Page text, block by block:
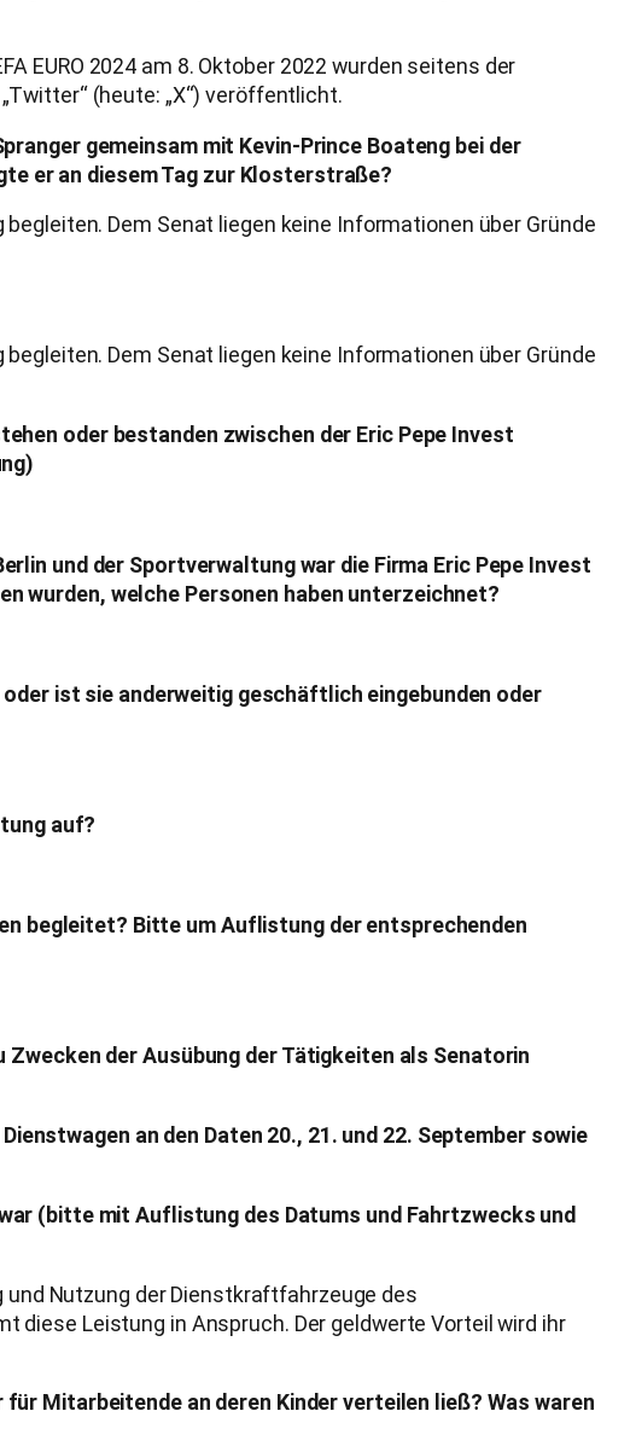
EURO 2024 am 8. Oktober 2022 wurden seitens der
(heute: „X“) veröffentlicht.
gemeinsam mit Kevin-Prince Boateng bei der
er an diesem Tag zur Klosterstraße?
Dem Senat liegen keine Informationen über Gründe
Dem Senat liegen keine Informationen über Gründe
oder bestanden zwischen der Eric Pepe Invest
und der Sportverwaltung war die Firma Eric Pepe Invest
wurden, welche Personen haben unterzeichnet?
ist sie anderweitig geschäftlich eingebunden oder
auf?
begleitet? Bitte um Auflistung der entsprechenden
der Ausübung der Tätigkeiten als Senatorin
an den Daten 20., 21. und 22. September sowie
(bitte mit Auflistung des Datums und Fahrtzwecks und
und Nutzung der Dienstkraftfahrzeuge des
diese Leistung in Anspruch. Der geldwerte Vorteil wird ihr
Mitarbeitende an deren Kinder verteilen ließ? Was waren